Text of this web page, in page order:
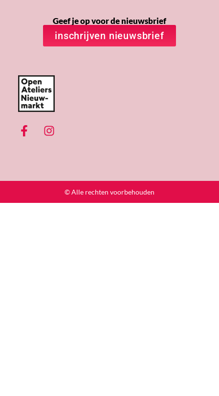
Geef je op voor de nieuwsbrief
inschrijven nieuwsbrief
© Alle rechten voorbehouden